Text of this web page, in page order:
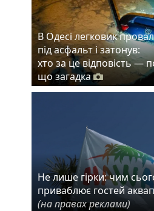
В Одесі легковик
під асфальт і затонув:
хто за це відповість —
що загадка
Не лише гірки: чим
приваблює гостей
(на правах реклами)